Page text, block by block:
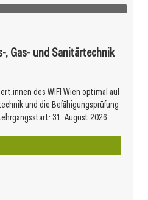
, Gas- und Sanitärtechnik
des WIFI Wien optimal auf
und die Befähigungsprüfung
31. August 2026